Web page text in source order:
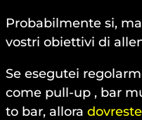
Probabilmente si,
vostri obiettivi di
Se esegutei
come pull-up , bar
to bar, allora